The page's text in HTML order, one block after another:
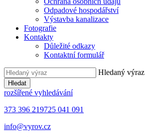
Odpadové hospodářství
Výstavba kanalizace
Fotografie
Kontakty
Důležité odkazy
Kontaktní formulář
Hledaný výraz
Hledat
rozšířené vyhledávání
373 396 219725 041 091
info@vyrov.cz